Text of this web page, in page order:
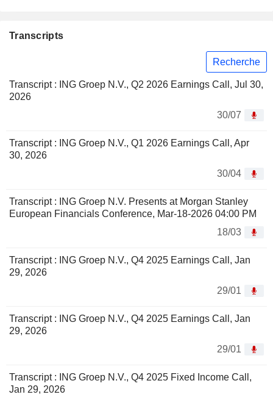
Transcripts
Recherche
Transcript : ING Groep N.V., Q2 2026 Earnings Call, Jul 30,
2026
30/07
Transcript : ING Groep N.V., Q1 2026 Earnings Call, Apr
30, 2026
30/04
Transcript : ING Groep N.V. Presents at Morgan Stanley
European Financials Conference, Mar-18-2026 04:00 PM
18/03
Transcript : ING Groep N.V., Q4 2025 Earnings Call, Jan
29, 2026
29/01
Transcript : ING Groep N.V., Q4 2025 Earnings Call, Jan
29, 2026
29/01
Transcript : ING Groep N.V., Q4 2025 Fixed Income Call,
Jan 29, 2026